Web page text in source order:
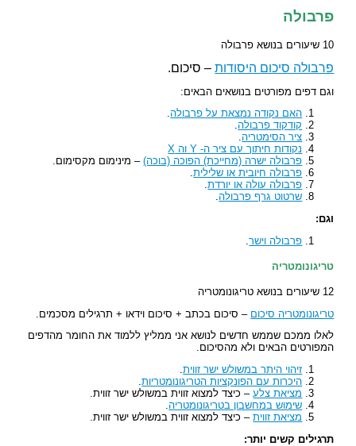
פרבולה
10 שיעורים בנושא פרבולה
פרבולה סיכום היסודות– סיכום.
וגם דפים מפורטים בנושאים הבאים:
האם נקודה נמצאת על פרבולה.
קודקוד פרבולה.
ציר הסימטריה.
נקודות חיתוך עם ציר ה- Y וה X
פרבולה ישרה (מחייכת) הפוכה (בוכה)– מינימום מקסימום.
פרבולה חיובית או שלילית.
פרבולה עולה או יורדת.
שרטוט גרף פרבולה.
וגם:
פרבולה וישר.
טריגונומטריה
12 שיעורים בנושא טריגונומטריה
טריגונומטריה סיכום – סיכום בכתב + סיכום וידאו + תרגילים מסכמים.
לאלו ממכם שממש חדשים לנושא אני ממליץ ללמוד את החומר מהדפים
המפורטים הבאים ולא מהסיכום.
זיהוי היתר במשולש ישר זווית.
היכרות עם הפונקציות הטריגונומטריות.
מציאת צלע– כיצד למצוא זווית במשולש ישר זווית.
שימוש במחשבון בטריגונומטריה.
מציאת זווית– כיצד למצוא זווית במשולש ישר זווית.
תרגילים קשים יותר: